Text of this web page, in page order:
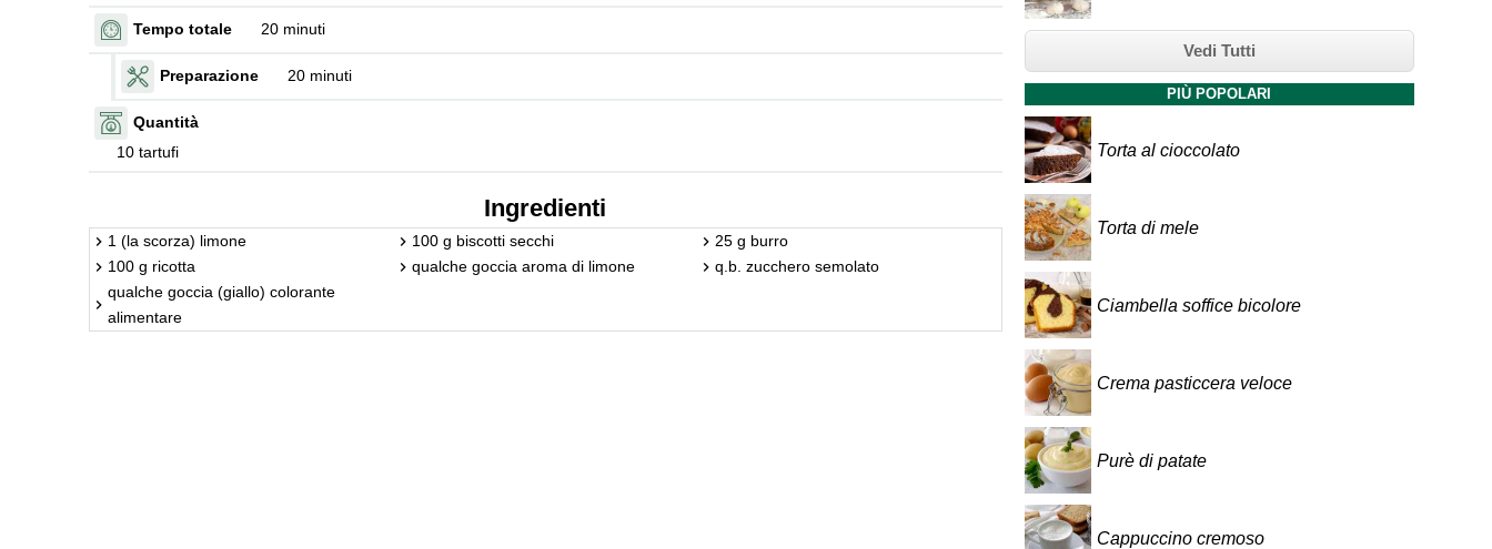
Tempo totale 20 minuti
Preparazione 20 minuti
Quantità
10 tartufi
Ingredienti
1 (la scorza) limone 100 g biscotti secchi
25 g burro
100 g ricotta
qualche goccia aroma di limone
q.b. zucchero semolato
qualche goccia (giallo) colorante
alimentare
Vedi Tutti
PIÙ POPOLARI
Torta al cioccolato
Torta di mele
Ciambella soffice bicolore
Crema pasticcera veloce
Purè di patate
Cappuccino cremoso